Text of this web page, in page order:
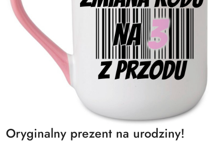
Oryginalny prezent na urodziny!